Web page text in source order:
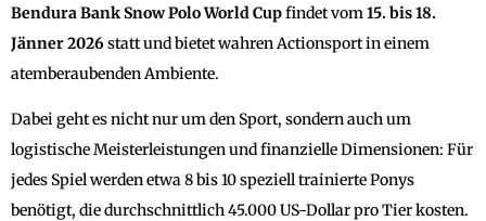
Bendura Bank Snow Polo World Cupfindet vom 15. bis 18.
Jänner 2026 statt und bietet wahren Actionsport in einem
atemberaubenden Ambiente.
Dabei geht es nicht nur um den Sport, sondern auch um
logistische Meisterleistungen und finanzielle Dimensionen: Für
jedes Spiel werden etwa 8 bis 10 speziell trainierte Ponys
benötigt, die durchschnittlich 45.000 US-Dollar pro Tier kosten.